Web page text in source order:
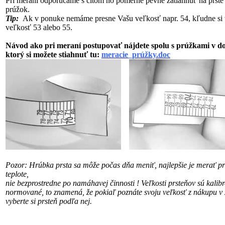
prúžok.
Tip: Ak v ponuke nemáme presne Vašu veľkosť napr. 54, kľudne si
veľkosť 53 alebo 55.
Návod ako pri meraní postupovať nájdete spolu s prúžkami v
ktorý si možete stiahnuť tu: meracie_prúžky.doc
Pozor: Hrúbka prsta sa môže počas dňa meniť, najlepšie je merať
teplote,
nie bezprostredne po namáhavej činnosti ! Veľkosti prsteňov sú
normované, to znamená, že pokiaľ poznáte svoju veľkosťz nákupu v
vyberte si prsteň podľa nej.